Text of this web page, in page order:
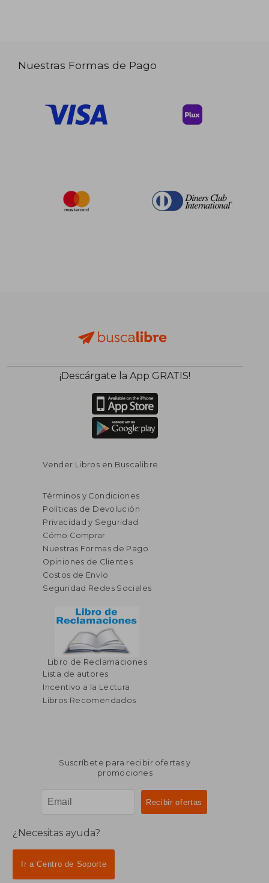
Nuestras Formas de Pago
¡Descárgate la App GRATIS!
Vender Libros en Buscalibre
Términos y Condiciones
Políticas de Devolución
Privacidad y Seguridad
Cómo Comprar
Nuestras Formas de Pago
Opiniones de Clientes
Costos de Envío
Seguridad Redes Sociales
Libro de Reclamaciones
Lista de autores
Incentivo a la Lectura
Libros Recomendados
Suscríbete para recibir ofertas y
promociones
¿Necesitas ayuda?
Ir a Centro de Soporte